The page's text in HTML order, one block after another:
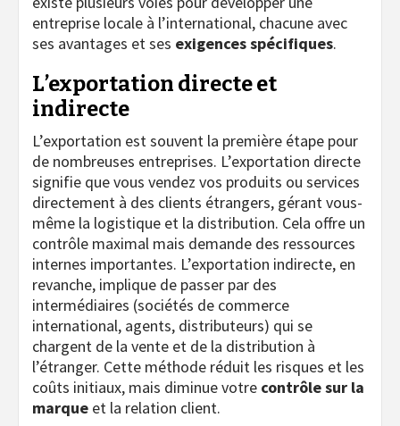
entreprise locale à l’international, chacune avec
ses avantages et ses exigences spécifiques.
L’exportation directe et
indirecte
L’exportation est souvent la première étape pour
de nombreuses entreprises. L’exportation directe
signifie que vous vendez vos produits ou services
directement à des clients étrangers, gérant vous-
même la logistique et la distribution. Cela offre un
contrôle maximal mais demande des ressources
internes importantes. L’exportation indirecte, en
revanche, implique de passer par des
intermédiaires (sociétés de commerce
international, agents, distributeurs) qui se
chargent de la vente et de la distribution à
l’étranger. Cette méthode réduit les risques et les
coûts initiaux, mais diminue votre contrôle sur la
marque et la relation client.